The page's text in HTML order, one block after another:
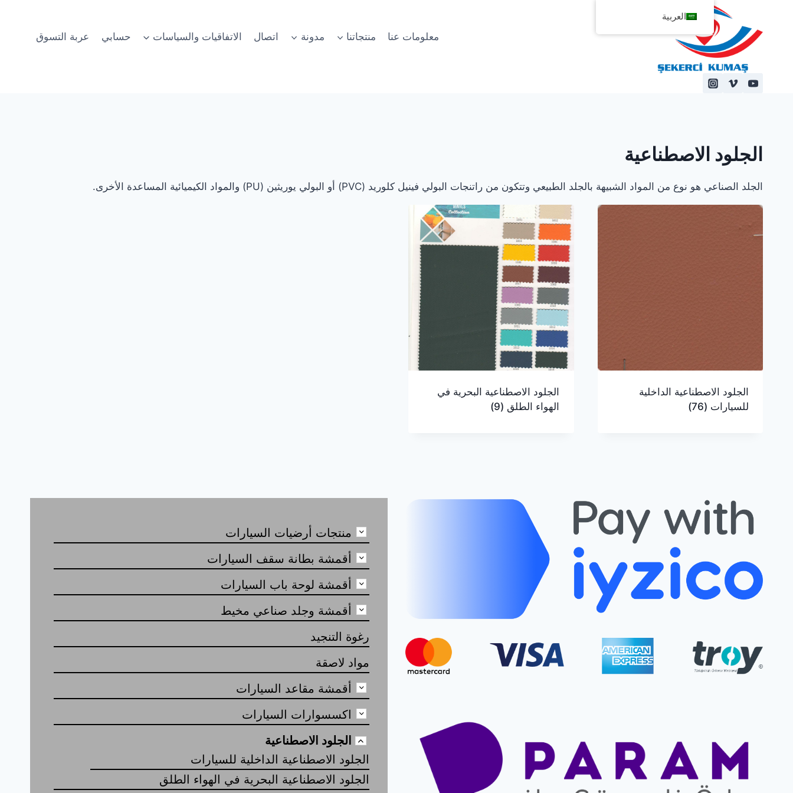
المحتوى
معلومات عنا منتجاتنا مدونة اتصال الاتفاقيات والسياسات حسابي عربة التسوق
الجلود الاصطناعية
الجلد الصناعي هو نوع من المواد الشبيهة بالجلد الطبيعي وتتكون من راتنجات البولي فينيل كلوريد (PVC) أو البولي يوريثين (PU) والمواد الكيميائية المساعدة الأخرى.
الجلود الاصطناعية الداخلية
للسيارات (76)
الجلود الاصطناعية البحرية في
الهواء الطلق (9)
منتجات أرضيات السيارات
أقمشة بطانة سقف السيارات
أقمشة لوحة باب السيارات
أقمشة وجلد صناعي مخيط
رغوة التنجيد
مواد لاصقة
أقمشة مقاعد السيارات
اكسسوارات السيارات
الجلود الاصطناعية
الجلود الاصطناعية الداخلية للسيارات
الجلود الاصطناعية البحرية في الهواء الطلق
العربية